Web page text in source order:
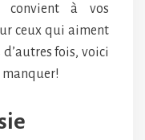
à vos
ceux qui aiment
fois, voici